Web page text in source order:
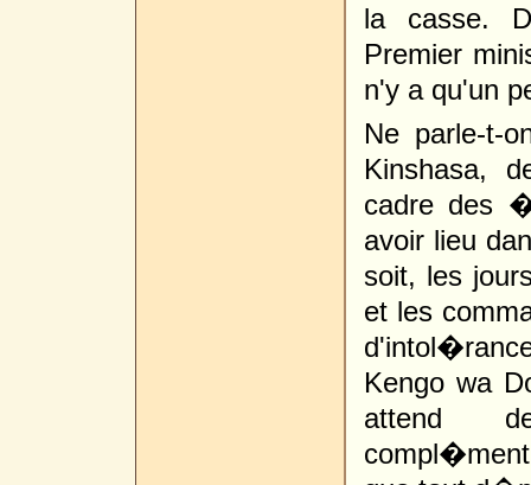
la casse.
Premier
n'y a qu'un
Ne parle-t-
Kinshasa,
cadre des
avoir lieu
soit, les
et les
Kengo wa
attend